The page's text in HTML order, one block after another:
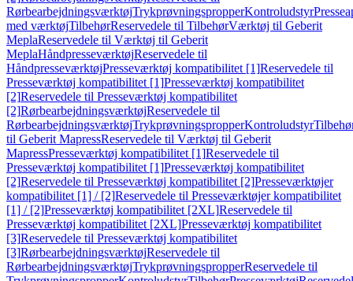
RørbearbejdningsværktøjTrykprøvningspropperKontroludstyr
med værktøjTilbehørReservedele til TilbehørVærktøj til Geberit
MeplaReservedele til Værktøj til Geberit
MeplaHåndpresseværktøjReservedele til
HåndpresseværktøjPresseværktøj kompatibilitet [1]Reservedele til
Presseværktøj kompatibilitet [1]Presseværktøj kompatibilitet
[2]Reservedele til Presseværktøj kompatibilitet
[2]RørbearbejdningsværktøjReservedele til
RørbearbejdningsværktøjTrykprøvningspropperKontroludstyr
til Geberit MapressReservedele til Værktøj til Geberit
MapressPresseværktøj kompatibilitet [1]Reservedele til
Presseværktøj kompatibilitet [1]Presseværktøj kompatibilitet
[2]Reservedele til Presseværktøj kompatibilitet [2]Presseværktøjer
kompatibilitet [1] / [2]Reservedele til Presseværktøjer kompatibilitet
[1] / [2]Presseværktøj kompatibilitet [2XL]Reservedele til
Presseværktøj kompatibilitet [2XL]Presseværktøj kompatibilitet
[3]Reservedele til Presseværktøj kompatibilitet
[3]RørbearbejdningsværktøjReservedele til
RørbearbejdningsværktøjTrykprøvningspropperReservedele til